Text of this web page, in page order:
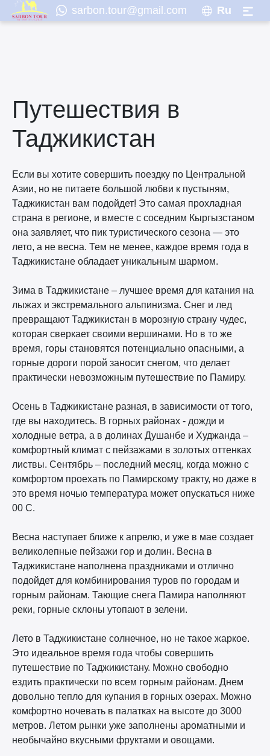
sarbon.tour@gmail.com Ru
Путешествия в
Таджикистан
Если вы хотите совершить поездку по Центральной
Азии, но не питаете большой любви к пустыням,
Таджикистан вам подойдет! Это самая прохладная
страна в регионе, и вместе с соседним Кыргызстаном
она заявляет, что пик туристического сезона — это
лето, а не весна. Тем не менее, каждое время года в
Таджикистане обладает уникальным шармом.
Зима в Таджикистане – лучшее время для катания на
лыжах и экстремального альпинизма. Снег и лед
превращают Таджикистан в морозную страну чудес,
которая сверкает своими вершинами. Но в то же
время, горы становятся потенциально опасными, а
горные дороги порой заносит снегом, что делает
практически невозможным путешествие по Памиру.
Осень в Таджикистане разная, в зависимости от того,
где вы находитесь. В горных районах - дожди и
холодные ветра, а в долинах Душанбе и Худжанда –
комфортный климат с пейзажами в золотых оттенках
листвы. Сентябрь – последний месяц, когда можно с
комфортом проехать по Памирскому тракту, но даже в
это время ночью температура может опускаться ниже
00 C.
Весна наступает ближе к апрелю, и уже в мае создает
великолепные пейзажи гор и долин. Весна в
Таджикистане наполнена праздниками и отлично
подойдет для комбинирования туров по городам и
горным районам. Тающие снега Памира наполняют
реки, горные склоны утопают в зелени.
Лето в Таджикистане солнечное, но не такое жаркое.
Это идеальное время года чтобы совершить
путешествие по Таджикистану. Можно свободно
ездить практически по всем горным районам. Днем
довольно тепло для купания в горных озерах. Можно
комфортно ночевать в палатках на высоте до 3000
метров. Летом рынки уже заполнены ароматными и
необычайно вкусными фруктами и овощами.